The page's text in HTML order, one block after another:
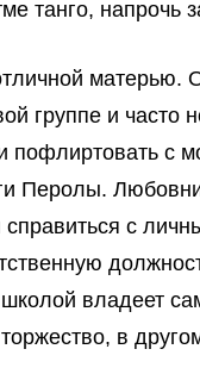
танго, напрочь
матерью.
группе и
пофлиртовать с
Перолы.
с
владеет
в